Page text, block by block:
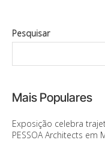
Pesquisar
Mais Populares
Exposição celebra
PESSOA Architects em